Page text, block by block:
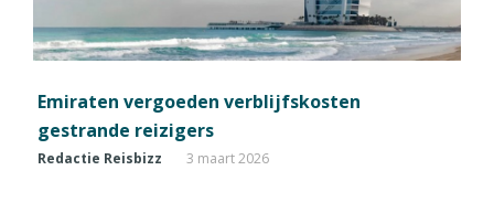
Emiraten vergoeden verblijfskosten
gestrande reizigers
Redactie Reisbizz 3 maart 2026